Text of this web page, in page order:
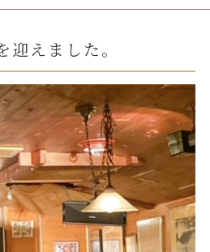
迎えました。